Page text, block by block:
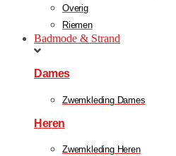
Overig
Riemen
Badmode & Strand
Dames
Zwemkleding Dames
Heren
Zwemkleding Heren